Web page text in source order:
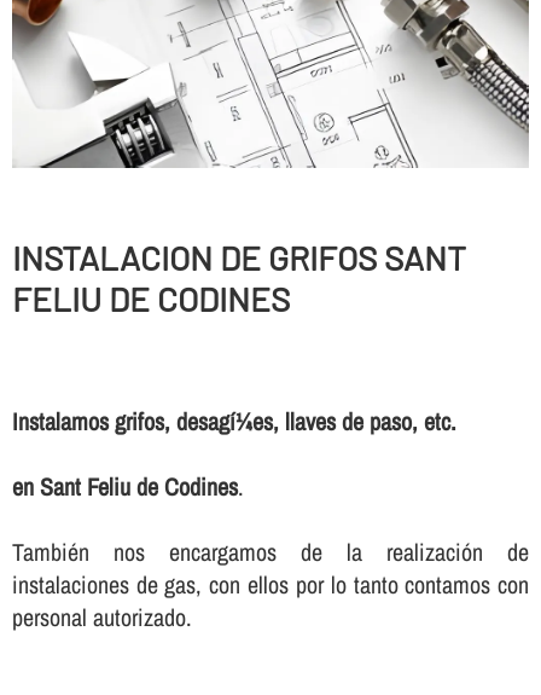
INSTALACION DE GRIFOS SANT
FELIU DE CODINES
Instalamos grifos, desagí¼es, llaves de paso, etc.
en Sant Feliu de Codines.
También nos encargamos de la realización de
instalaciones de gas, con ellos por lo tanto contamos con
personal autorizado.